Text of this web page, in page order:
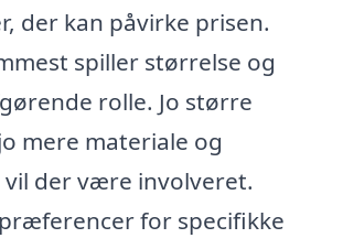
der kan påvirke prisen.
spiller størrelse og
rolle. Jo større
mere materiale og
der være involveret.
for specifikke